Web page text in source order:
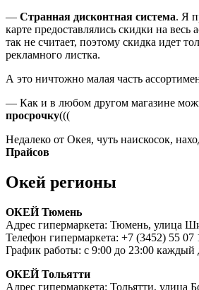
— Странная дисконтная система. Я
карте предоставлялись скидки на
так не считает, поэтому скидка идет
рекламного листка.
А это ничтожно малая часть
— Как и в любом другом магазине
просрочку(((
Недалеко от Окея, чуть наискосок,
Прайсов
Окей регионы
ОКЕЙ Тюмень
Адрес гипермаркета: Тюмень, улица
Телефон гипермаркета: +7 (3452) 55 07
График работы: с 9:00 до 23:00 каждый
ОКЕЙ Тольятти
Адрес гипермаркета: Тольятти, улица